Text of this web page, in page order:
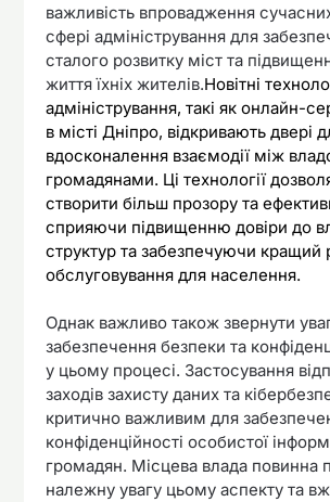
важливість впровадження
сфері адміністрування для
сталого розвитку міст та
життя їхніх жителів.Новітні
адміністрування, такі як онлайн-
в місті Дніпро, відкривають двері
вдосконалення взаємодії між
громадянами. Ці технології
створити більш прозору та
сприяючи підвищенню довіри до
структур та забезпечуючи кращий
обслуговування для населення.
Однак важливо також звернути
забезпечення безпеки та
у цьому процесі. Застосування
заходів захисту даних та
критично важливим для
конфіденційності особистої
громадян. Місцева влада повинна
належну увагу цьому аспекту та